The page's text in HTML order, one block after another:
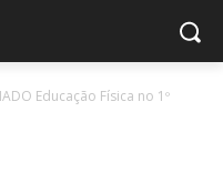
Educação Física no 1º